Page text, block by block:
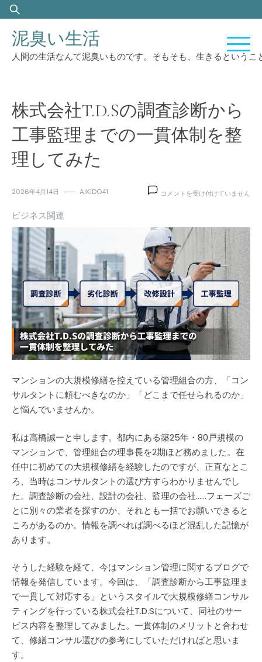
Skip
to
content
索:
泥臭い生活
人間の生活なんて泥臭いものです。そもそも、生きるという
株式会社T.D.Sの調査診断から
工事監理までの一貫体制を整
理してみた
2026年4月14日 AIKIDO41
T.D.S
の
調
査
診
断
か
ら
工
事
監
理
で
一
制
を
整
理
し
て
み
た
は
コメントを受け付けていません
ビジネス関連
マンションの大規模修繕を控えている管理組合の方、「コン
サルタントに頼むべきなのか」「どこまで任せられるのか」
と悩んでいませんか。
私は高橋誠一と申します。都内にある築25年・80戸規模の
マンションで、管理組合の理事長を2期ほど務めました。在
任中に初めての大規模修繕を経験したのですが、正直なとこ
ろ、当時はコンサルタントの選び方すらわかりませんでし
た。調査診断の会社、設計の会社、監理の会社……フェーズご
とに別々の業者を探すのか、それとも一括でお願いできると
ころがあるのか。情報を調べれば調べるほど混乱した記憶が
あります。
そうした経験を経て、今はマンション管理に関するブログで
情報を発信しています。今回は、「調査診断から工事監理ま
で一貫して対応する」というスタイルで大規模修繕コンサル
ティングを行っている株式会社T.D.Sについて、同社のサー
ビス内容を整理してみました。一貫体制のメリットと合わせ
て、修繕コンサル選びの参考にしていただければと思いま
す。